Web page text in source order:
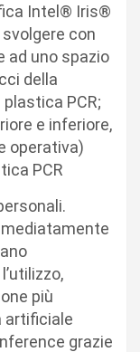
Intel® Iris®
con
ad uno spazio
della
PCR;
e inferiore,
operativa)
PCR
più
artificiale
grazie